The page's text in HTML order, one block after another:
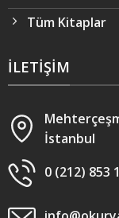
Tüm Kitaplar
İLETIŞIM
İstanbul
0 (212) 853